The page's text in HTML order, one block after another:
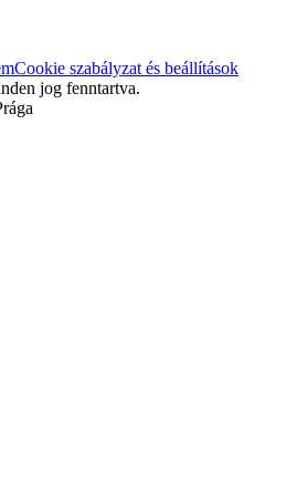
Cookie szabályzat és beállítások
jog fenntartva.